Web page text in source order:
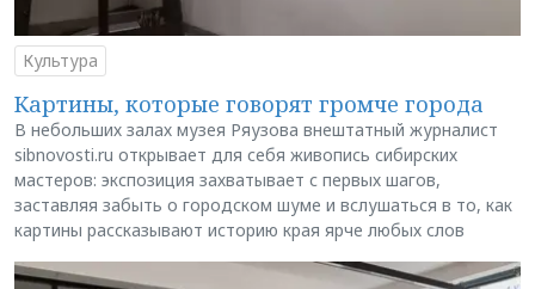
Культура
Картины, которые говорят громче города
В небольших залах музея Ряузова внештатный журналист
sibnovosti.ru открывает для себя живопись сибирских
мастеров: экспозиция захватывает с первых шагов,
заставляя забыть о городском шуме и вслушаться в то, как
картины рассказывают историю края ярче любых слов